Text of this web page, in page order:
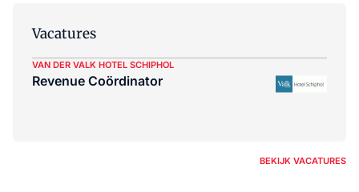
Vacatures
VAN DER VALK HOTEL SCHIPHOL
Revenue Coördinator
BEKIJK VACATURES